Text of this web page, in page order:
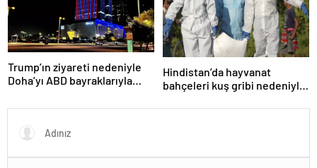
Trump’ın ziyareti nedeniyle
Doha’yı ABD bayraklarıyla
Hindistan’da hayvanat
bahçeleri kuş gribi nedeniyle